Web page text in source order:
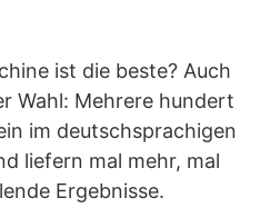
ist die beste? Auch
Wahl: Mehrere hundert
im deutschsprachigen
liefern mal mehr, mal
Ergebnisse.